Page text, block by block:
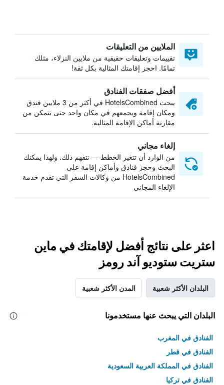
الملايين من التعليقات
تقييمات وتعليقات حقيقية من ملايين النزلاء، مثلك
تمامًا. احجز إقامتك المثالية بكل ثقة!
أفضل صفقات الفنادق
يبحث HotelsCombined في أكثر من 3 ملايين فندق
ومكان إقامة ويجمعهم في مكان واحد حتى تتمكن من
مقارنة أماكن الإقامة المثالية.
إلغاء مجاني
من الوارد أن تتغير الخطط — نتفهم ذلك. ولهذا يمكنك
البحث وحجز فنادق وأماكن إقامة على
HotelsCombined من وكالات السفر التي تقدم خدمة
الإلغاء المجاني
اعثر على نتائج أفضل لإقامتك في ماين
ستريت ستوديو آند رومز
البلدان الأكثر شعبية المدن الأكثر شعبية
البلدان التي يبحث عنها مستخدمونا
الفنادق في المغرب
الفنادق في قطر
الفنادق في المملكة العربية السعودية
الفنادق في تركيا